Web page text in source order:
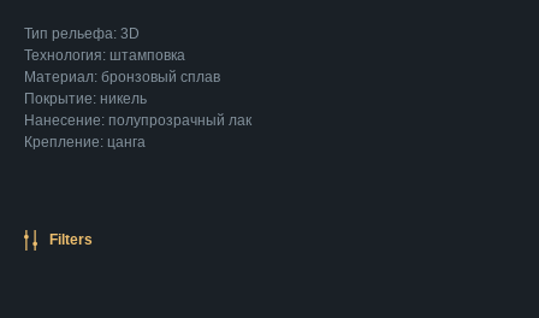
Тип рельефа: 3D
Технология: штамповка
Материал: бронзовый сплав
Покрытие: никель
Нанесение: полупрозрачный лак
Крепление: цанга
Filters